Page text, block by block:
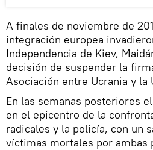
A finales de noviembre de
integración europea
Independencia de Kiev,
decisión de suspender la
Asociación entre Ucrania y la
En las semanas posteriores
en el epicentro de la
radicales y la policía, con un
víctimas mortales por ambas